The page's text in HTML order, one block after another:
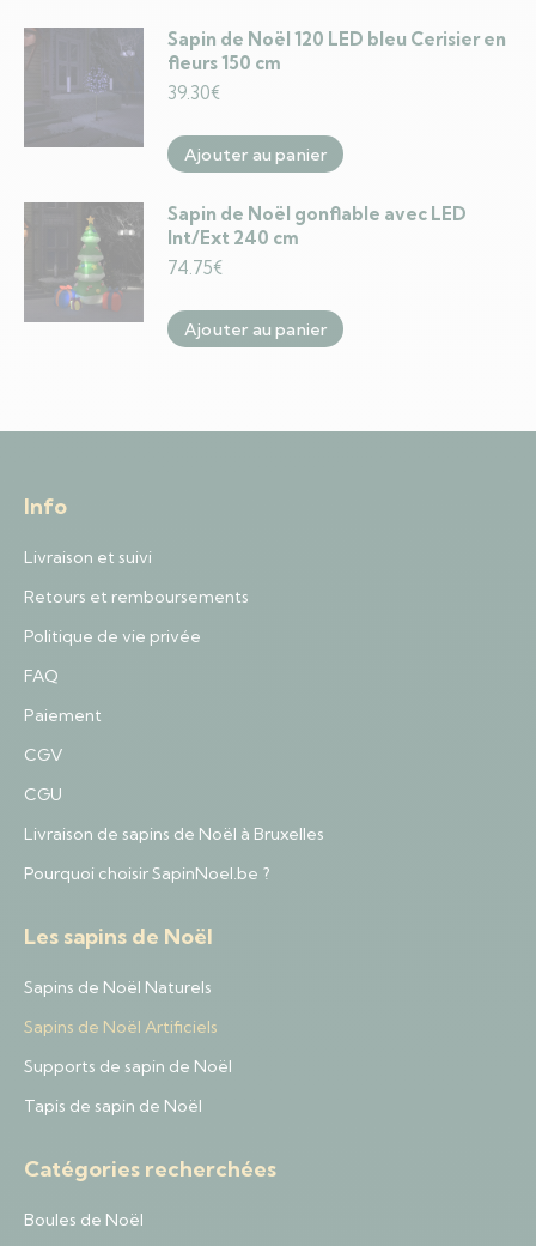
Sapin de Noël 120 LED bleu Cerisier en
fleurs 150 cm
39.30€
Ajouter au panier
Sapin de Noël gonflable avec LED
Int/Ext 240 cm
74.75€
Ajouter au panier
Info
Livraison et suivi
Retours et remboursements
Politique de vie privée
FAQ
Paiement
CGV
CGU
Livraison de sapins de Noël à Bruxelles
Pourquoi choisir SapinNoel.be ?
Les sapins de Noël
Sapins de Noël Naturels
Sapins de Noël Artificiels
Supports de sapin de Noël
Tapis de sapin de Noël
Catégories recherchées
Boules de Noël